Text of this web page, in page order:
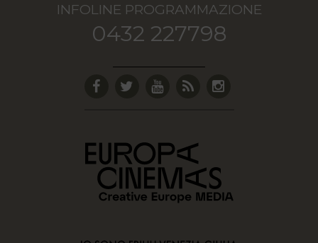
INFOLINE PROGRAMMAZIONE
0432 227798